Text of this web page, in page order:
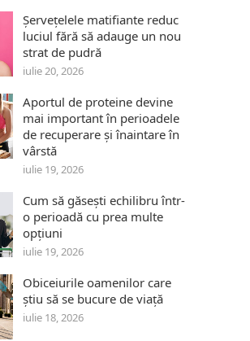
Șervețelele matifiante reduc
luciul fără să adauge un nou
strat de pudră
iulie 20, 2026
Aportul de proteine devine
mai important în perioadele
de recuperare și înaintare în
vârstă
iulie 19, 2026
Cum să găsești echilibru într-
o perioadă cu prea multe
opțiuni
iulie 19, 2026
Obiceiurile oamenilor care
știu să se bucure de viață
iulie 18, 2026